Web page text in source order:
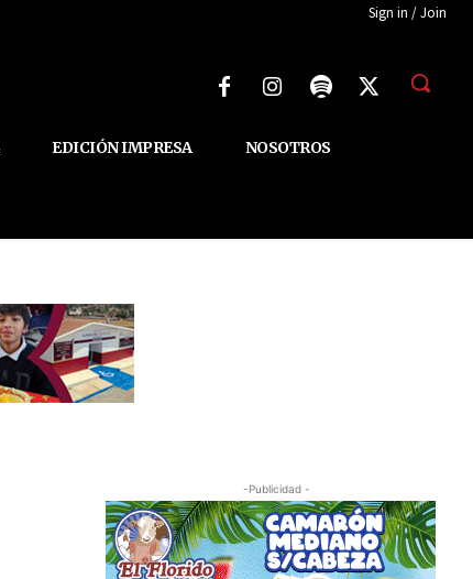
Sign in / Join
EDICIÓN IMPRESA NOSOTROS
-Publicidad -